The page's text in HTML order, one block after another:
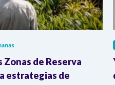
de Reserva
estrategias de